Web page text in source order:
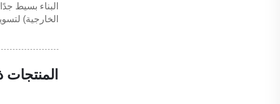
البناء بسيط
الخارجية)